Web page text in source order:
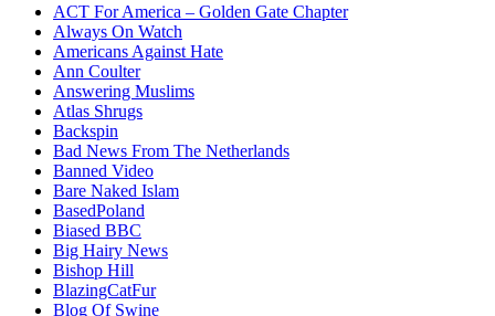
ACT For America – Golden Gate Chapter
Always On Watch
Americans Against Hate
Ann Coulter
Answering Muslims
Atlas Shrugs
Backspin
Bad News From The Netherlands
Banned Video
Bare Naked Islam
BasedPoland
Biased BBC
Big Hairy News
Bishop Hill
BlazingCatFur
Blog Of Swine